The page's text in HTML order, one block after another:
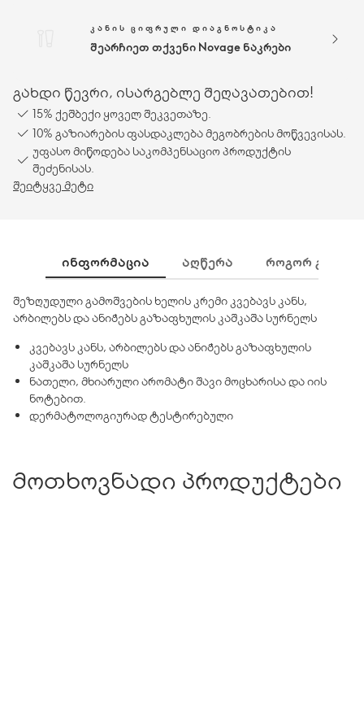
ᲙᲐᲜᲘᲡ ᲪᲘᲤᲠᲣᲚᲘ ᲓᲘᲐᲒᲜᲝᲡᲢᲘᲙᲐ
შეარჩიეთ თქვენი Novage ნაკრები
გახდი წევრი, ისარგებლე შეღავათებით!
15% ქეშბექი ყოველ შეკვეთაზე.
10% გაზიარების ფასდაკლება მეგობრების მოწვევისას.
უფასო მიწოდება საკომპენსაციო პროდუქტის
შეძენისას.
შეიტყვე მეტი
ᲘᲜᲤᲝᲠᲛᲐᲪᲘᲐ ᲐᲦᲬᲔᲠᲐ ᲠᲝᲒᲝᲠ
შეზღუდული გამოშვების ხელის კრემი კვებავს კანს,
არბილებს და ანიჭებს გაზაფხულის კაშკაშა სურნელს
კვებავს კანს, არბილებს და ანიჭებს გაზაფხულის
კაშკაშა სურნელს
ნათელი, მხიარული არომატი შავი მოცხარისა და იის
ნოტებით.
დერმატოლოგიურად ტესტირებული
მოთხოვნადი პროდუქტები